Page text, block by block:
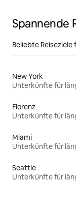
Spannende
Beliebte
New York
Florenz
Miami
Seattle